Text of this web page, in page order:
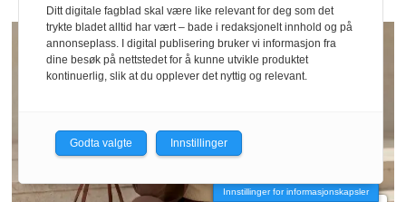
Innstillinger for informasjonskapsler
Ditt digitale fagblad skal være like relevant for deg som det
trykte bladet alltid har vært – bade i redaksjonelt innhold og på
annonseplass. I digital publisering bruker vi informasjon fra
dine besøk på nettstedet for å kunne utvikle produktet
kontinuerlig, slik at du opplever det nyttig og relevant.
Godta valgte Innstillinger